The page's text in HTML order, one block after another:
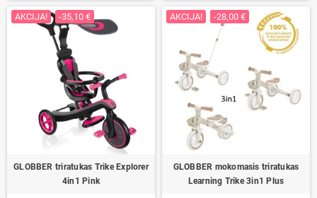
AKCIJA! -35,10 €
GLOBBER triratukas Trike Explorer
4in1 Pink
AKCIJA! -28,00 €
GLOBBER mokomasis triratukas
Learning Trike 3in1 Plus